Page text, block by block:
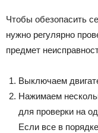
Чтобы обезопасить
нужно регулярно
предмет
Выключаем
Нажимаем
для проверки на
Если все в